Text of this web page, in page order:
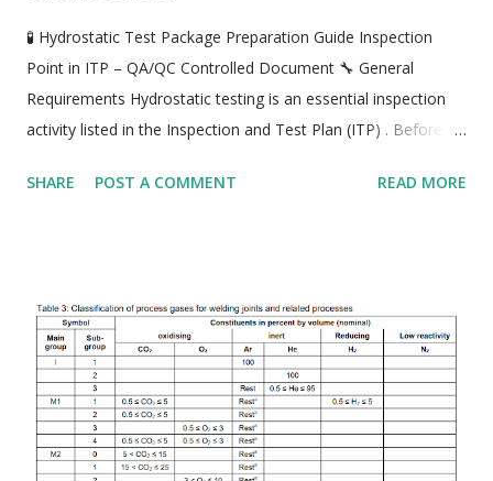
🧪 Hydrostatic Test Package Preparation Guide Inspection
Point in ITP – QA/QC Controlled Document 🔧 General
Requirements Hydrostatic testing is an essential inspection
activity listed in the Inspection and Test Plan (ITP) . Before
fulfilled : The hydrotest procedure has been approved by the
to the project specification, with acceptable results . All
relevant documentation must be collected for inclusion in the
test package . 📦 11 Steps to Prepare a Hydrotest Package 1.
Cover Page Include project name, client, contractor, system
name, line class, and test type. A sample form can be
customized to suit your project format. 2. Content Sheet
SHARE POST A COMMENT READ MORE